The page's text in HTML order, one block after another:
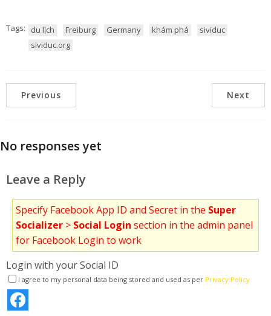
Tags: du lịch Freiburg Germany khám phá
sividuc
sividuc.org
Previous Next
No responses yet
Leave a Reply
Specify Facebook App ID and Secret in the Super
Socializer > Social Login section in the admin panel
for Facebook Login to work
Login with your Social ID
I agree to my personal data being stored and used as per Privacy Policy